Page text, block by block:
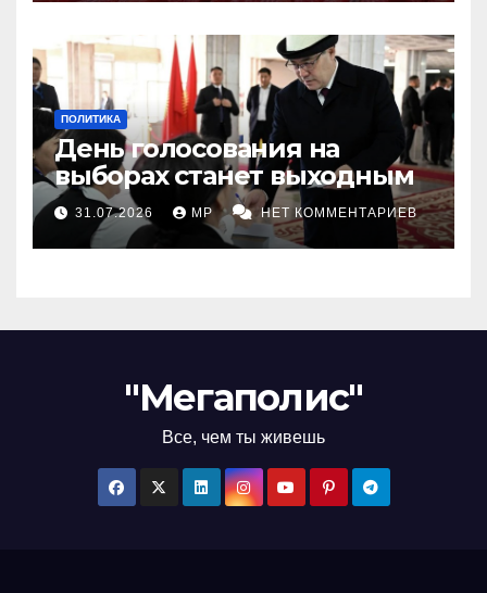
ПОЛИТИКА
День голосования на
выборах станет выходным
31.07.2026 MP НЕТ КОММЕНТАРИЕВ
"Мегаполис"
Все, чем ты живешь